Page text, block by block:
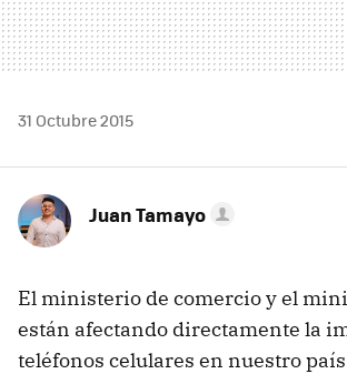
31 Octubre 2015
Juan Tamayo
El ministerio de comercio y el
están afectando directamente la
teléfonos celulares en nuestro